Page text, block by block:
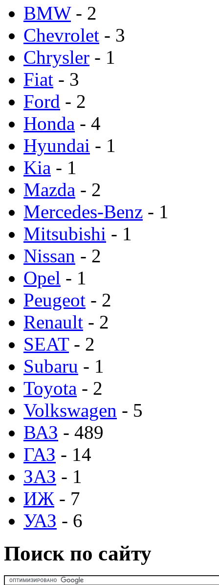
BMW- 2
Chevrolet - 3
Chrysler - 1
Fiat - 3
Ford - 2
Honda - 4
Hyundai - 1
Kia - 1
Mazda - 2
Mercedes-Benz - 1
Mitsubishi - 1
Nissan - 2
Opel - 1
Peugeot - 2
Renault - 2
SEAT- 2
Subaru - 1
Toyota - 2
Volkswagen - 5
ВАЗ - 489
ГАЗ - 14
ЗАЗ - 1
ИЖ - 7
УАЗ - 6
Поиск по сайту